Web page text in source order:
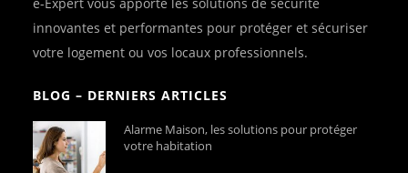
innovantes et performantes pour protéger et sécuriser
votre logement ou vos locaux professionnels.
BLOG – DERNIERS ARTICLES
Alarme Maison, les solutions pour protéger
votre habitation